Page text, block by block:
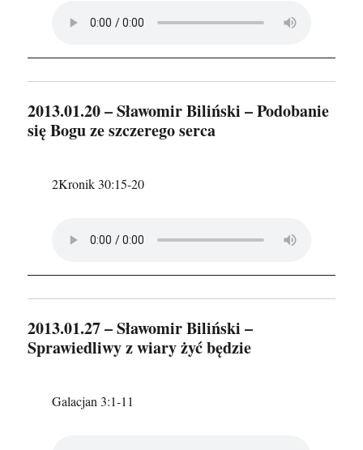
2013.01.20 – Sławomir Biliński – Podobanie
się Bogu ze szczerego serca
2Kronik 30:15-20
2013.01.27 – Sławomir Biliński –
Sprawiedliwy z wiary żyć będzie
Galacjan 3:1-11